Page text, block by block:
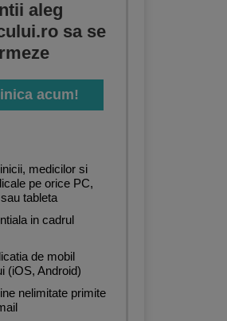
aleg
sa se
acum!
medicilor si
pe orice PC,
tableta
in cadrul
de mobil
(iOS, Android)
nelimitate primite